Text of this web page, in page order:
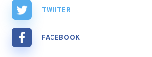
TWIITER
FACEBOOK